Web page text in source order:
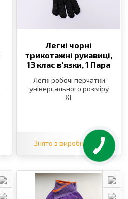
Легкі чорні
трикотажні рукавиці,
13 клас в’язки,1 Пара
Легкі робочі перчатки
універсального розміру
XL
Знято з виробництва